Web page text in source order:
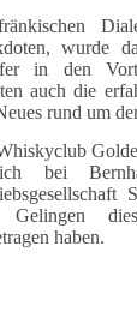
wurde
in den
auch die
rund um
bei
Gelingen
haben.